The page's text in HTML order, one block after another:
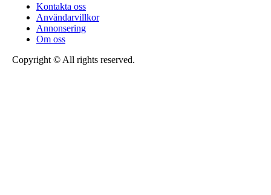
Kontakta oss
Användarvillkor
Annonsering
Om oss
Copyright © All rights reserved.